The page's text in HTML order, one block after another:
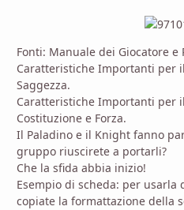
Fonti: Manuale dei Giocatore e
Caratteristiche Importanti per
Saggezza.
Caratteristiche Importanti per
Costituzione e Forza.
Il Paladino e il Knight fanno
gruppo riuscirete a portarli?
Che la sfida abbia inizio!
Esempio di scheda: per usarla
copiate la formattazione della